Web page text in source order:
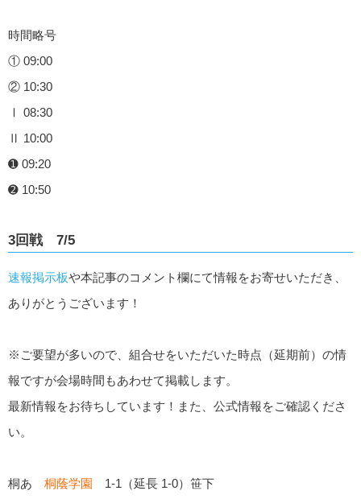
時間略号
① 09:00
② 10:30
Ⅰ 08:30
Ⅱ 10:00
➊ 09:20
➋ 10:50
3回戦 7/5
速報掲示板や本記事のコメント欄にて情報をお寄せいただき、
ありがとうございます！
※ご要望が多いので、組合せをいただいた時点（延期前）の情
報ですが会場時間もあわせて掲載します。
最新情報をお待ちしています！また、公式情報をご確認くださ
い。
桐あ 桐蔭学園 1-1（延長 1-0）笹下